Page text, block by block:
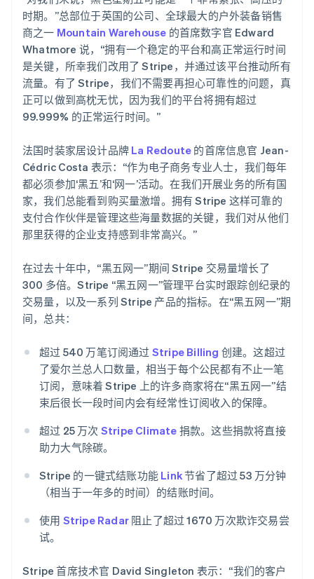
时期。”总部位于英国的公司、全球最大的户外装备销售
商之一 Mountain Warehouse 的首席数字官 Edward
Whatmore 说，“拥有一个稳定的平台和高正常运行时间
是关键，所幸我们改用了 Stripe，并通过该平台推动所有
流量。有了 Stripe，我们不需要再担心可靠性的问题，真
正可以做到高枕无忧，因为我们的平台将拥有超过
99.999% 的正常运行时间。”
法国时装家居设计品牌 La Redoute 的首席信息官 Jean-
Cédric Costa 表示：“作为电子商务专业人士，我们每年
都必须参加‘黑五’和‘网一’活动。在我们开展业务的所有国
家，我们总能看到购买量激增。拥有 Stripe 这样可靠的
支付合作伙伴是管理这些海量数据的关键，我们对从他们
那里获得的企业支持感到非常高兴。”
在过去十年中，“黑五网一”期间 Stripe 交易量增长了
300 多倍。Stripe “黑五网一”管理平台实时跟踪创纪录的
交易量，以及一系列 Stripe 产品的指标。在“黑五网一”期
间，总共：
超过 540 万笔订阅通过 Stripe Billing 创建。这超过
了爱尔兰总人口数量，相当于每个公民都有不止一笔
订阅，意味着 Stripe 上的许多商家将在“黑五网一”结
束后很长一段时间内会有经常性订阅收入的保障。
超过 25 万次 Stripe Climate 捐款。这些捐款将直接
助力大气除碳。
Stripe 的一键式结账功能 Link节省了超过 53 万分钟
（相当于一年多的时间）的结账时间。
使用 Stripe Radar 阻止了超过 1670 万次欺诈交易尝
试。
Stripe 首席技术官 David Singleton 表示：“我们的客户
列支敦士登
DeutschEnglish
卢森堡
Français DeutschEnglish
罗马尼亚
English
马尔他
English
美国
English Español简体中文
墨西哥
EspañolEnglish
挪威
English
日本
日本語English
瑞典
Svenska
塞浦路斯
English
斯洛伐克
English
EnglishItaliano
泰国
ไทยEnglish
希腊
English
EspañolEnglish
新加坡
English
English